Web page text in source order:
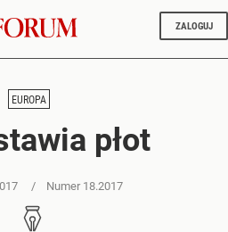
ZALOGUJ
EUROPA
płot
Numer 18.2017